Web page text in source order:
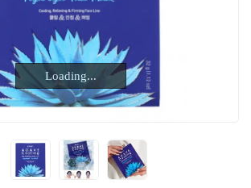
Loading...
Loading...